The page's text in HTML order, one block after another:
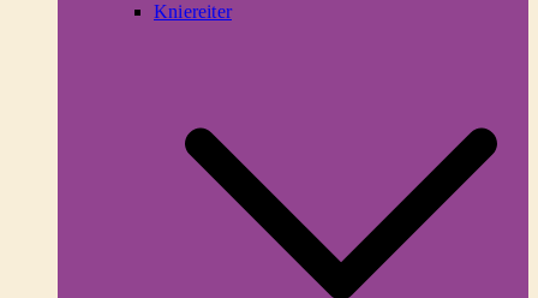
Kniereiter